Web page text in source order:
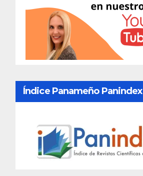
Índice Panameño Panindex